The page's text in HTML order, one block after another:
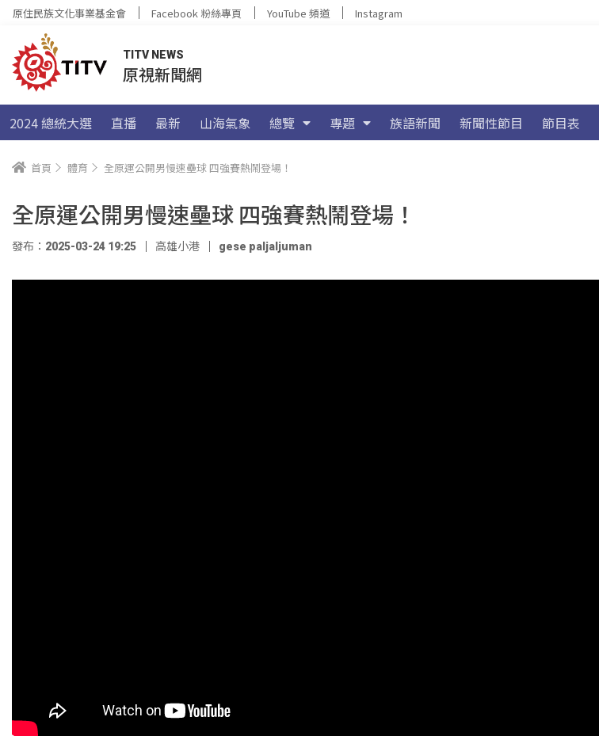
原住民族文化事業基金會 Facebook 粉絲專頁 YouTube 頻道 Instagram
TITV NEWS
原視新聞網
2024 總統大選 直播 最新 山海氣象 總覽 專題 族語新聞 新聞性節目 節目表
首頁 體育 全原運公開男慢速壘球 四強賽熱鬧登場！
全原運公開男慢速壘球 四強賽熱鬧登場！
發布：2025-03-24 19:25 高雄小港 gese paljaljuman